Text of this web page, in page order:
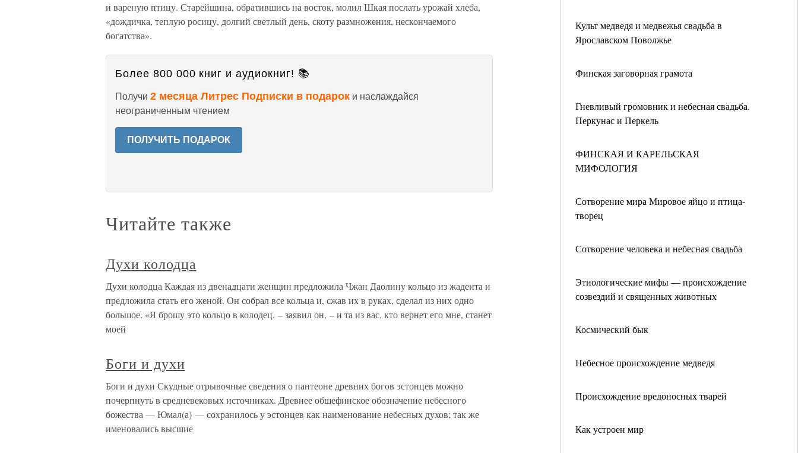
Культ медведя и медвежья свадьба в
Ярославском Поволжье
Финская заговорная грамота
Гневливый громовник и небесная свадьба.
Перкунас и Перкель
ФИНСКАЯ И КАРЕЛЬСКАЯ
МИФОЛОГИЯ
Сотворение мира Мировое яйцо и птица-
творец
Сотворение человека и небесная свадьба
Этиологические мифы — происхождение
созвездий и священных животных
Космический бык
Небесное происхождение медведя
Происхождение вредоносных тварей
Как устроен мир
и вареную птицу. Старейшина, обратившись на восток, молил Шкая послать урожай хлеба,
«дождичка, теплую росицу, долгий светлый день, скоту размножения, нескончаемого
богатства».
Более 800 000 книг и аудиокниг! 📚
Получи 2 месяца Литрес Подписки в подарок и наслаждайся
неограниченным чтением
ПОЛУЧИТЬ ПОДАРОК
Читайте также
Духи колодца
Духи колодца Каждая из двенадцати женщин предложила Чжан Даолину кольцо из жадеита и
предложила стать его женой. Он собрал все кольца и, сжав их в руках, сделал из них одно
большое. «Я брошу это кольцо в колодец, – заявил он, – и та из вас, кто вернет его мне, станет
моей
Боги и духи
Боги и духи Скудные отрывочные сведения о пантеоне древних богов эстонцев можно
почерпнуть в средневековых источниках. Древнее общефинское обозначение небесного
божества — Юмал(а) — сохранилось у эстонцев как наименование небесных духов; так же
именовались высшие